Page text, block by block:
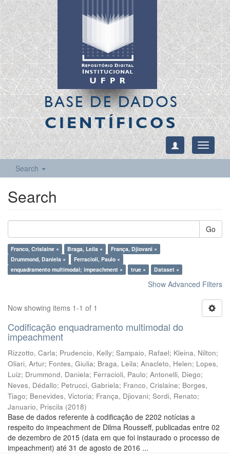
BASE DE DADOS
CIENTÍFICOS
Toggle
Search
Search
Go
Franco, Crislaine × Braga, Leila ×
França, Djiovani ×
Drummond, Daniela ×
Ferracioli, Paulo ×
enquadramento multimodal; impeachment ×
true × Dataset ×
Show Advanced Filters
Now showing items 1-1 of 1
Codificação enquadramento multimodal do
impeachment
Rizzotto, Carla; Prudencio, Kelly; Sampaio, Rafael; Kleina, Nilton;
Oliari, Artur; Fontes, Giulia; Braga, Leila; Anacleto, Helen; Lopes,
Luiz; Drummond, Daniela; Ferracioli, Paulo; Antonelli, Diego;
Neves, Dédallo; Petrucci, Gabriela; Franco, Crislaine; Borges,
Tiago; Benevides, Victoria; França, Djiovani; Sordi, Renato;
Januario, Priscila (2018)
Base de dados referente à codificação de 2202 notícias a
respeito do impeachment de Dilma Rousseff, publicadas entre 02
de dezembro de 2015 (data em que foi instaurado o processo de
impeachment) até 31 de agosto de 2016 ...